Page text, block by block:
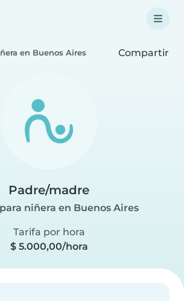
en Buenos Aires Compartir
Padre/madre
niñera en Buenos Aires
Tarifa por hora
$ 5.000,00/hora